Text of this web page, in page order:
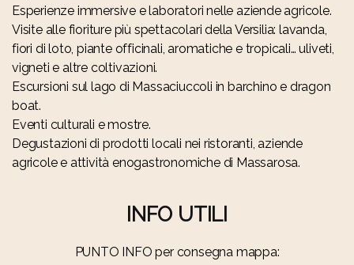
Esperienze immersive e laboratori nelle aziende agricole.
Visite alle fioriture più spettacolari della Versilia: lavanda,
fiori di loto, piante officinali, aromatiche e tropicali… uliveti,
vigneti e altre coltivazioni.
Escursioni sul lago di Massaciuccoli in barchino e dragon
boat.
Eventi culturali e mostre.
Degustazioni di prodotti locali nei ristoranti, aziende
agricole e attività enogastronomiche di Massarosa.
INFO UTILI
PUNTO INFO per consegna mappa: